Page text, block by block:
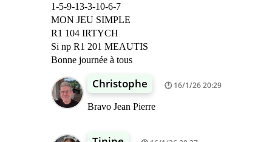
1-5-9-13-3-10-6-7
MON JEU SIMPLE
R1 104 IRTYCH
Si np R1 201 MEAUTIS
Bonne journée à tous
Christophe 16/1/26 20:29
Bravo Jean Pierre